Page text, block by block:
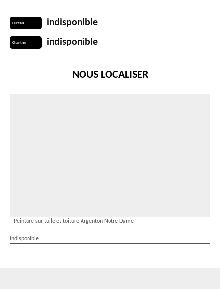
Bureau indisponible
Chantier indisponible
NOUS LOCALISER
Peinture sur tuile et toiture Argenton Notre Dame
indisponible